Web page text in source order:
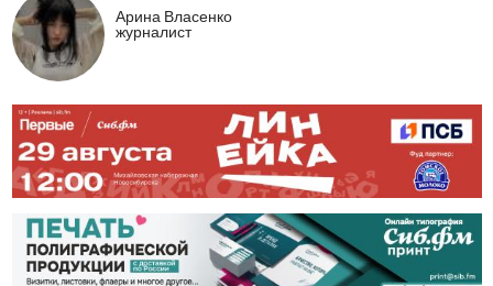
Арина Власенко
журналист